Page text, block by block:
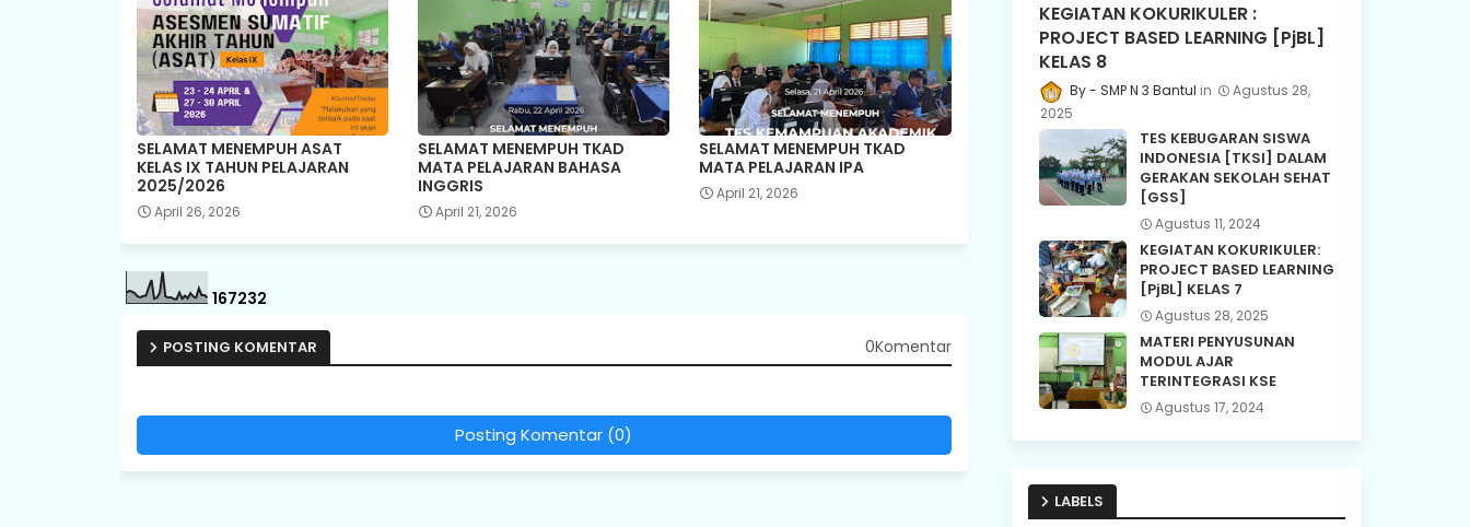
SELAMAT MENEMPUH ASAT
KELAS IX TAHUN PELAJARAN
2025/2026
April 26, 2026
SELAMAT MENEMPUH TKAD
MATA PELAJARAN BAHASA
INGGRIS
April 21, 2026
SELAMAT MENEMPUH TKAD
MATA PELAJARAN IPA
April 21, 2026
167232
POSTING KOMENTAR 0Komentar
Posting Komentar (0)
KEGIATAN KOKURIKULER :
PROJECT BASED LEARNING [PjBL]
KELAS 8
SMP N 3 Bantul
Agustus 28,
2025
TES KEBUGARAN SISWA
INDONESIA [TKSI] DALAM
GERAKAN SEKOLAH SEHAT
[GSS]
Agustus 11, 2024
KEGIATAN KOKURIKULER:
PROJECT BASED LEARNING
[PjBL] KELAS 7
Agustus 28, 2025
MATERI PENYUSUNAN
MODUL AJAR
TERINTEGRASI KSE
Agustus 17, 2024
LABELS